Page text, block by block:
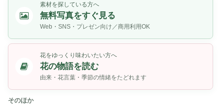
素材を探している方へ
無料写真をすぐ見る
Web・SNS・プレゼン向け／商用利用OK
花をゆっくり味わいたい方へ
花の物語を読む
由来・花言葉・季節の情緒をたどれます
そのほか